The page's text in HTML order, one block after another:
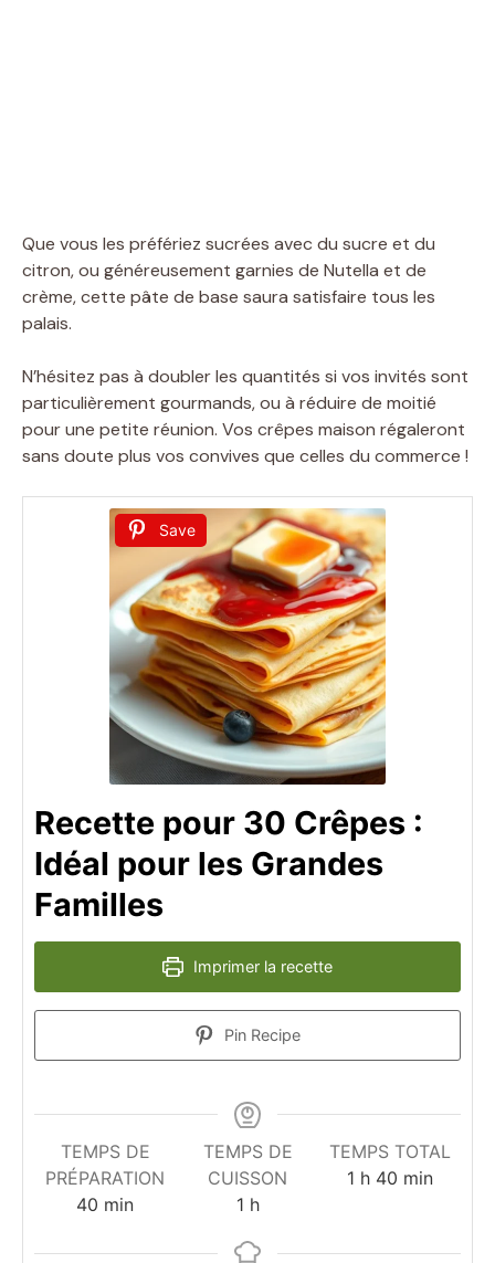
Que vous les préfériez sucrées avec du sucre et du
citron, ou généreusement garnies de Nutella et de
crème, cette pâte de base saura satisfaire tous les
palais.
N’hésitez pas à doubler les quantités si vos invités sont
particulièrement gourmands, ou à réduire de moitié
pour une petite réunion. Vos crêpes maison régaleront
sans doute plus vos convives que celles du commerce !
Save
Recette pour 30 Crêpes :
Idéal pour les Grandes
Familles
Imprimer la recette
Pin Recipe
TEMPS DE
PRÉPARATION
40 minutes
min
TEMPS DE
CUISSON
1heure
h
TEMPS TOTAL
1heure
h 40minutes
min